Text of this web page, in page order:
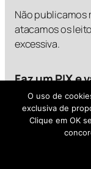
Não publicamos
atacamos os
excessiva.
Faz um PIX e
O uso de
exclusiva de
Clique em OK